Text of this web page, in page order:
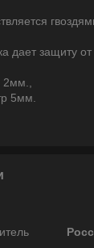
дает защиту от
5мм.